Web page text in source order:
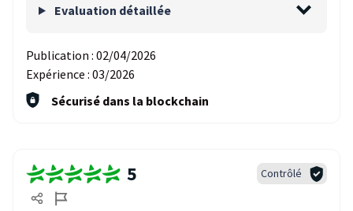
Evaluation détaillée
Publication : 02/04/2026
Expérience : 03/2026
Sécurisé dans la blockchain
5 Contrôlé